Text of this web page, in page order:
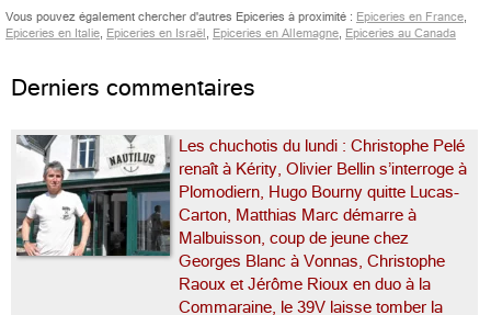
Vous pouvez également chercher d'autres Epiceries à proximité : Epiceries en France,
Epiceries en Italie, Epiceries en Israël, Epiceries en Allemagne, Epiceries au Canada
Derniers commentaires
Les chuchotis du lundi : Christophe Pelé
renaît à Kérity, Olivier Bellin s’interroge à
Plomodiern, Hugo Bourny quitte Lucas-
Carton, Matthias Marc démarre à
Malbuisson, coup de jeune chez
Georges Blanc à Vonnas, Christophe
Raoux et Jérôme Rioux en duo à la
Commaraine, le 39V laisse tomber la